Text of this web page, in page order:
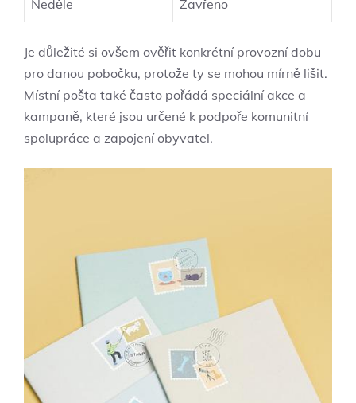
Neděle Zavřeno
Je důležité si ovšem ověřit konkrétní provozní dobu
pro danou pobočku, protože ty se mohou mírně lišit.
Místní pošta také často pořádá speciální akce a
kampaně, které jsou určené k podpoře komunitní
spolupráce a zapojení obyvatel.